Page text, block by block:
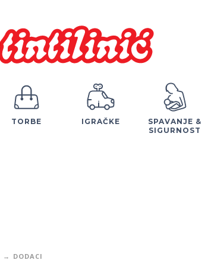
TORBE IGRAČKE
SPAVANJE &
SIGURNOST
DODACI